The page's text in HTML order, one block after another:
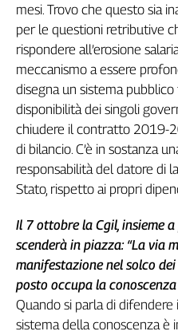
mesi. Trovo che questo sia
per le questioni retributive
rispondere all’erosione
meccanismo a essere
disegna un sistema
disponibilità dei singoli
chiudere il contratto 2019-
di bilancio. C’è in sostanza
responsabilità del datore di
Stato, rispetto ai propri
Il 7 ottobre la Cgil, insieme
scenderà in piazza: “La via
manifestazione nel solco
posto occupa la
Quando si parla di
sistema della conoscenza è